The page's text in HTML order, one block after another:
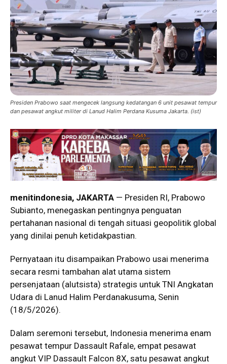
Presiden Prabowo saat mengecek langsung kedatangan 6 unit pesawat tempur
dan pesawat angkut militer di Lanud Halim Perdana Kusuma Jakarta. (ist)
menitindonesia, JAKARTA — Presiden RI, Prabowo
Subianto, menegaskan pentingnya penguatan
pertahanan nasional di tengah situasi geopolitik global
yang dinilai penuh ketidakpastian.
Pernyataan itu disampaikan Prabowo usai menerima
secara resmi tambahan alat utama sistem
persenjataan (alutsista) strategis untuk TNI Angkatan
Udara di Lanud Halim Perdanakusuma, Senin
(18/5/2026).
Dalam seremoni tersebut, Indonesia menerima enam
pesawat tempur Dassault Rafale, empat pesawat
angkut VIP Dassault Falcon 8X, satu pesawat angkut